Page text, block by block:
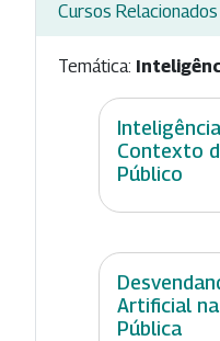
Cursos Relacionados
Temática:
Contexto
Público
Artificial
Pública